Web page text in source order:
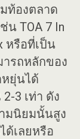
ท้องตลาด
TOA 7 In
หรือที่เป็น
ารถหลักของ
ยุ่นได้
3 เท่า ดัง
มนิยมนั้นสูง
ด้เลยหรือ